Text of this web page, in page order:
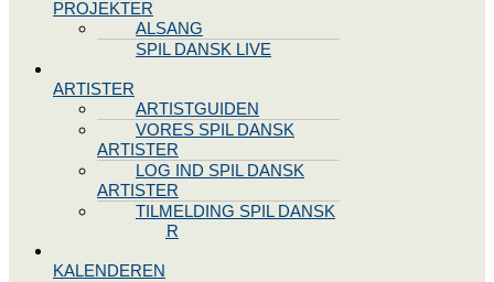
PROJEKTER
ALSANG
SPIL DANSK LIVE
ARTISTER
ARTISTGUIDEN
VORES SPIL DANSK
ARTISTER
LOG IND SPIL DANSK
ARTISTER
TILMELDING SPIL DANSK
ARTISTER
KALENDEREN